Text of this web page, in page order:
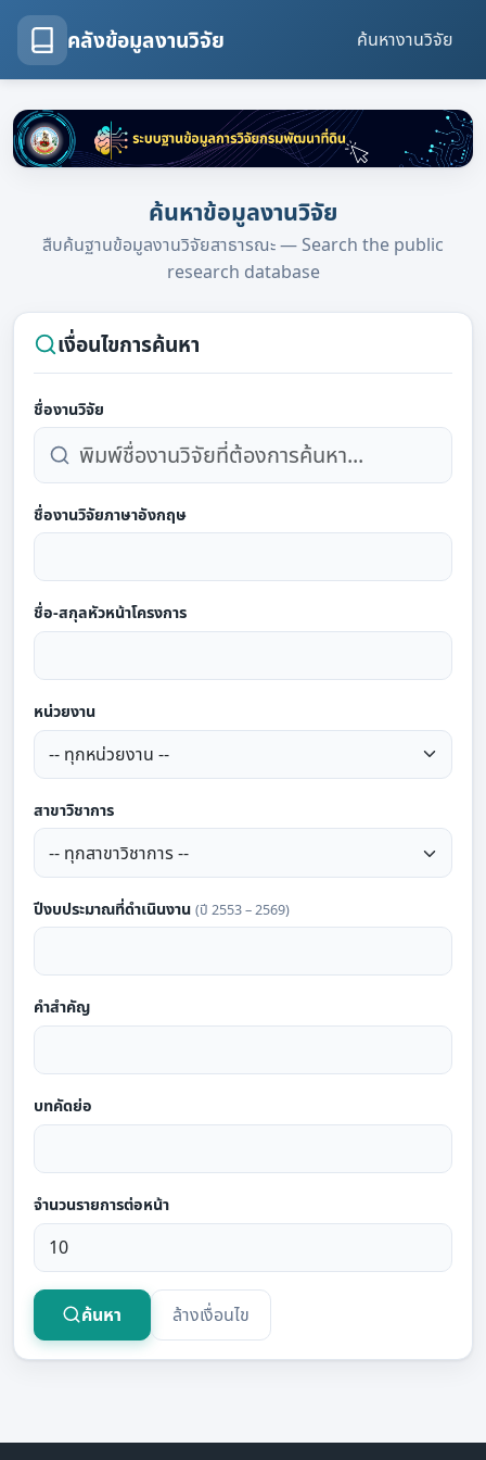
คลังข้อมูลงานวิจัย ค้นหางานวิจัย
ค้นหาข้อมูลงานวิจัย
สืบค้นฐานข้อมูลงานวิจัยสาธารณะ — Search the public
research database
เงื่อนไขการค้นหา
ชื่องานวิจัย
ชื่องานวิจัยภาษาอังกฤษ
ชื่อ-สกุลหัวหน้าโครงการ
หน่วยงาน
สาขาวิชาการ
ปีงบประมาณที่ดำเนินงาน (ปี 2553 – 2569)
คำสำคัญ
บทคัดย่อ
จำนวนรายการต่อหน้า
ค้นหา ล้างเงื่อนไข